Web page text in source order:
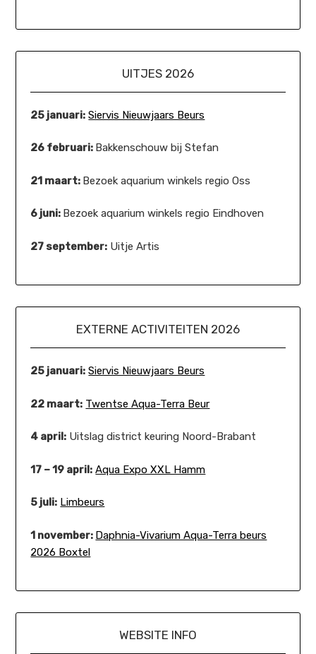
UITJES 2026
25 januari: Siervis Nieuwjaars Beurs
26 februari: Bakkenschouw bij Stefan
21 maart: Bezoek aquarium winkels regio Oss
6 juni: Bezoek aquarium winkels regio Eindhoven
27 september: Uitje Artis
EXTERNE ACTIVITEITEN 2026
25 januari: Siervis Nieuwjaars Beurs
22 maart: Twentse Aqua-Terra Beur
4 april: Uitslag district keuring Noord-Brabant
17 – 19 april: Aqua Expo XXL Hamm
5 juli: Limbeurs
1 november: Daphnia-Vivarium Aqua-Terra beurs
2026 Boxtel
WEBSITE INFO